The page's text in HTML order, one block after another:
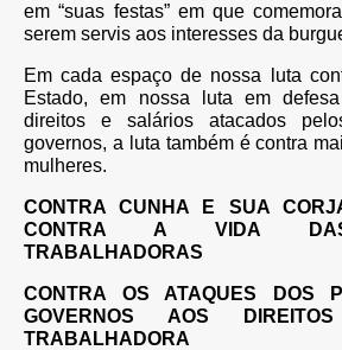
em “suas festas” em que
serem servis aos interesses da
Em cada espaço de nossa luta
Estado, em nossa luta em
direitos e salários atacados
governos, a luta também é contra
mulheres.
CONTRA CUNHA E SUA
CONTRA A VIDA DAS
TRABALHADORAS
CONTRA OS ATAQUES DOS
GOVERNOS AOS
TRABALHADORA